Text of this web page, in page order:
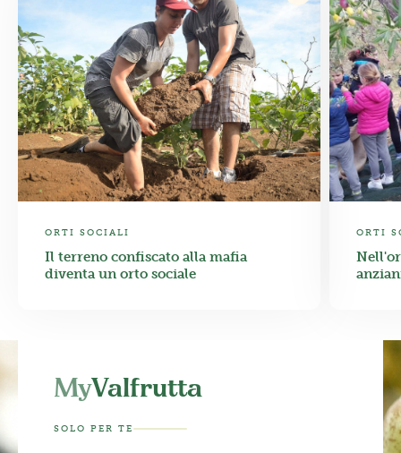
ORTI SOCIALI
Il terreno confiscato alla mafia
diventa un orto sociale
ORTI
MyValfrutta
SOLO PER TE